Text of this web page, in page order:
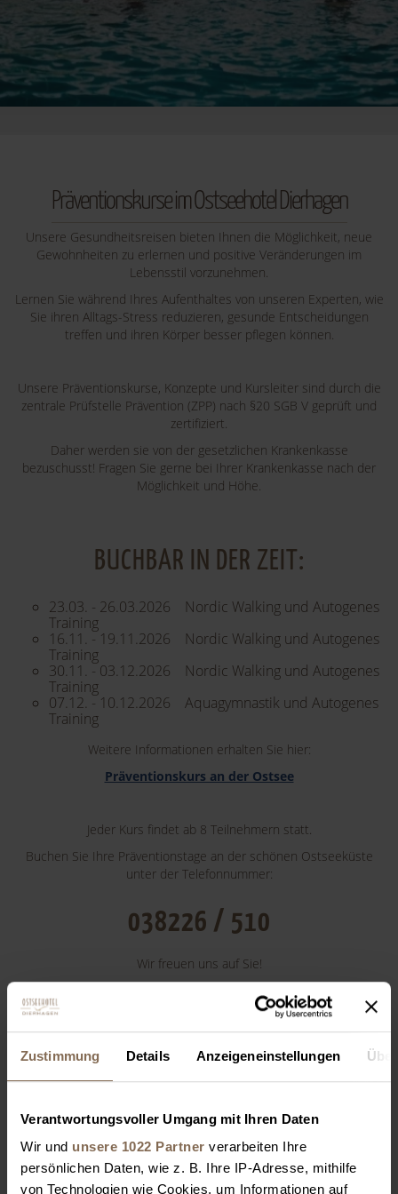
Zustimmung Details Anzeigeneinstellungen
Verantwortungsvoller Umgang mit Ihren Daten
Wir und unsere 1022 Partner verarbeiten Ihre
persönlichen Daten, wie z. B. Ihre IP-Adresse, mithilfe
von Technologien wie Cookies, um Informationen auf
Präventionskurse im Ostseehotel Dierhagen
Unsere Gesundheitsreisen bieten Ihnen die Möglichkeit, neue
Gewohnheiten zu erlernen und positive Veränderungen im
Lebensstil vorzunehmen.
Lernen Sie während Ihres Aufenthaltes von unseren Experten, wie
Sie ihren Alltags-Stress reduzieren, gesunde Entscheidungen
treffen und ihren Körper besser pflegen können.
Unsere Präventionskurse, Konzepte und Kursleiter sind durch die
zentrale Prüfstelle Prävention (ZPP) nach §20 SGB V geprüft und
zertifiziert.
Daher werden sie von der gesetzlichen Krankenkasse
bezuschusst! Fragen Sie gerne bei Ihrer Krankenkasse nach der
Möglichkeit und Höhe.
BUCHBAR IN DER ZEIT:
23.03. - 26.03.2026 Nordic Walking und Autogenes
Training
16.11. - 19.11.2026 Nordic Walking und Autogenes
Training
30.11. - 03.12.2026 Nordic Walking und Autogenes
Training
07.12. - 10.12.2026 Aquagymnastik und Autogenes
Training
Weitere Informationen erhalten Sie hier:
Präventionskurs an der Ostsee
Jeder Kurs findet ab 8 Teilnehmern statt.
Buchen Sie Ihre Präventionstage an der schönen Ostseeküste
unter der Telefonnummer:
038226 / 510
Wir freuen uns auf Sie!
VERANSTALTUNGSORT
Ostseehotel Dierhagen Wiesenweg, 18347
+4938226510
info@ostseehotel-
dierhagen.de